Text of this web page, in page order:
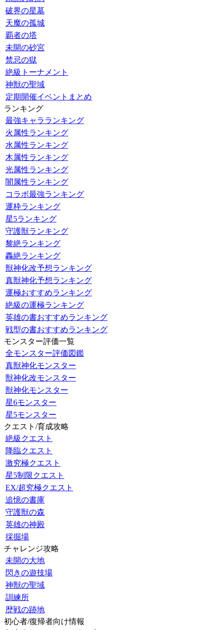
破界の星墓
天魔の孤城
覇者の塔
未開の砂宮
禁忌の獄
絶級トーナメント
神獣の聖域
定期開催イベントまとめ
ランキング
最強キャラランキング
火属性ランキング
水属性ランキング
木属性ランキング
光属性ランキング
闇属性ランキング
コラボ最強ランキング
運枠ランキング
星5ランキング
守護獣ランキング
黎絶ランキング
轟絶ランキング
獣神化改予想ランキング
真獣神化予想ランキング
運極おすすめランキング
絶級の運極ランキング
英雄の書おすすめランキング
戦型の書おすすめランキング
モンスター評価一覧
全モンスター評価図鑑
真獣神化モンスター
獣神化改モンスター
獣神化モンスター
星6モンスター
星5モンスター
クエスト/育成攻略
絶級クエスト
降臨クエスト
激究極クエスト
星5制限クエスト
EX/超究極クエスト
追憶の書庫
守護獣の森
英雄の神殿
採掘場
チャレンジ攻略
未開の大地
閃きの遊技場
神獣の聖域
訓練所
歴戦の跡地
初心者/復帰者向け情報